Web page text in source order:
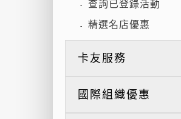
- 查詢已登錄活動
- 精選名店優惠
卡友服務
國際組織優惠